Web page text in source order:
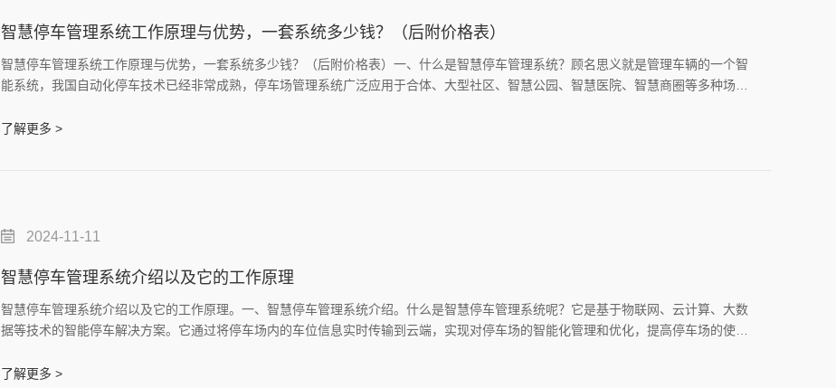
智慧停车管理系统工作原理与优势，一套系统多少钱？（后附价格表）
智慧停车管理系统工作原理与优势，一套系统多少钱？（后附价格表）一、什么是智慧停车管理系统？顾名思义就是管理车辆的一个智
能系统，我国自动化停车技术已经非常成熟，停车场管理系统广泛应用于合体、大型社区、智慧公园、智慧医院、智慧商圈等多种场
用户体验。
了解更多 >
2024-11-11
智慧停车管理系统介绍以及它的工作原理
智慧停车管理系统介绍以及它的工作原理。一、智慧停车管理系统介绍。什么是智慧停车管理系统呢？它是基于物联网、云计算、大数
据等技术的智能停车解决方案。它通过将停车场内的车位信息实时传输到云端，实现对停车场的智能化管理和优化，提高停车场的使用
告推送与增值服务以及无感支付等多种功能。
了解更多 >